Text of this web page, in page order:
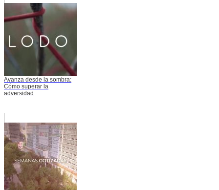
Avanza desde la sombra:
Cómo superar la
adversidad